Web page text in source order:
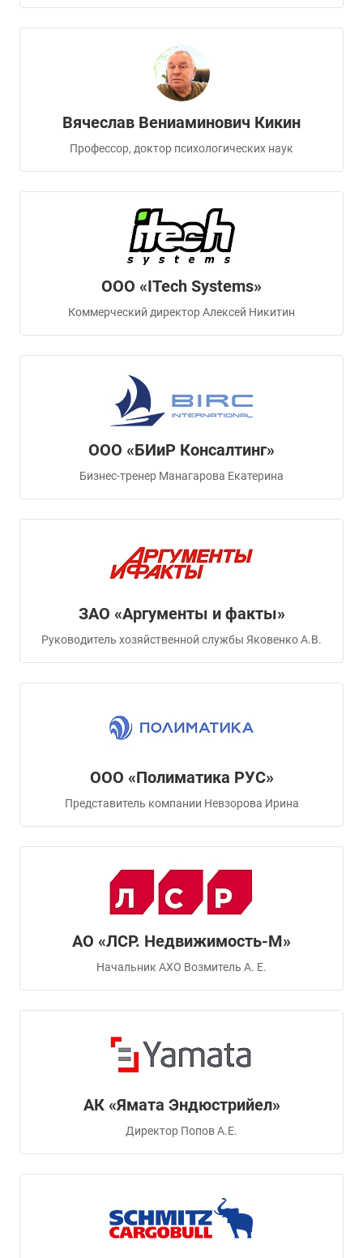
Вячеслав Вениаминович Кикин
Профессор, доктор психологических наук
ООО «ITech Systems»
Коммерческий директор Алексей Никитин
ООО «БИиР Консалтинг»
Бизнес-тренер Манагарова Екатерина
ЗАО «Аргументы и факты»
Руководитель хозяйственной службы Яковенко А.В.
ООО «Полиматика РУС»
Представитель компании Невзорова Ирина
АО «ЛСР. Недвижимость-М»
Начальник АХО Возмитель А. Е.
АК «Ямата Эндюстрийел»
Директор Попов А.Е.